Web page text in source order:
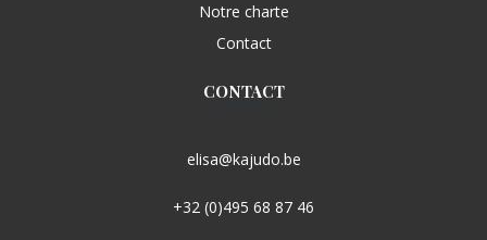
Notre charte
Contact
CONTACT
elisa@kajudo.be
+32 (0)495 68 87 46